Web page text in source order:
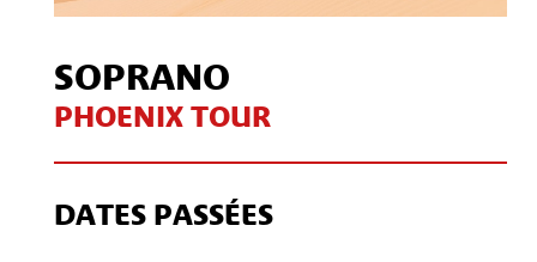
SOPRANO
PHOENIX TOUR
DATES PASSÉES